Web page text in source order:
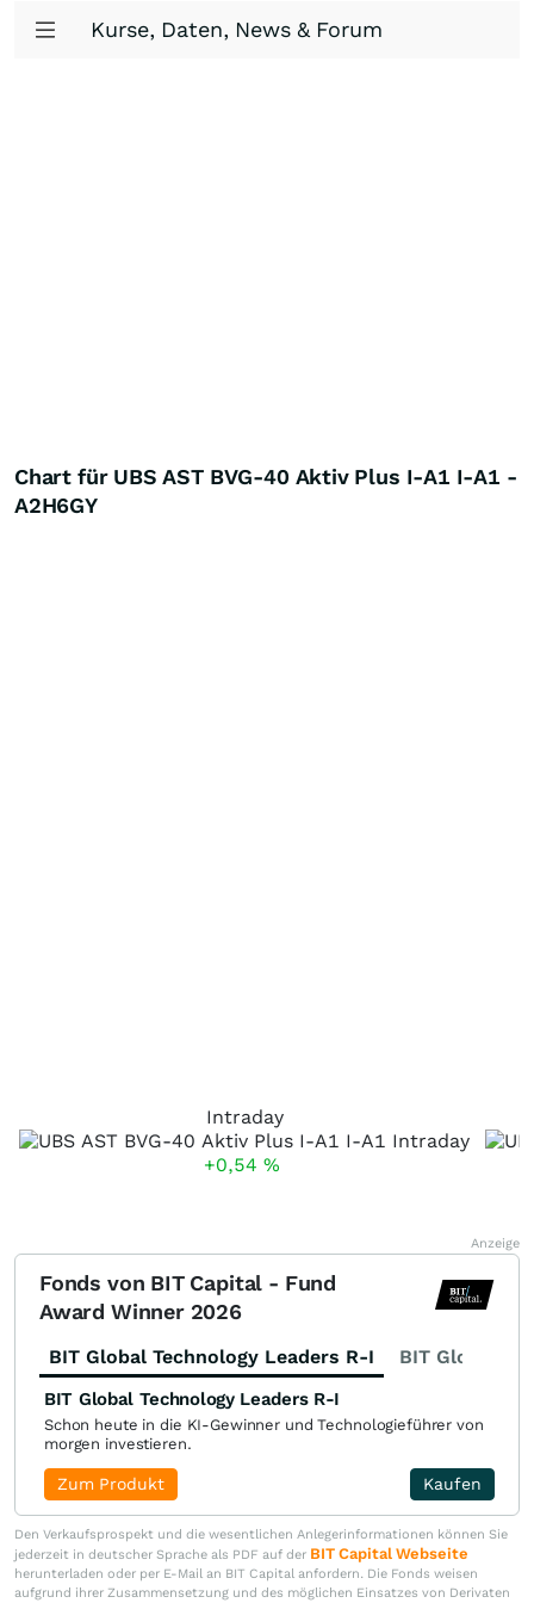
Kurse, Daten, News & Forum
Chart für UBS AST BVG-40 Aktiv Plus I-A1 I-A1 -
A2H6GY
Intraday
+0,54 %
Anzeige
Fonds von BIT Capital - Fund
Award Winner 2026
BIT Global Technology Leaders R-I BIT Global
BIT Global Technology Leaders R-I
Schon heute in die KI-Gewinner und Technologieführer von
morgen investieren.
Kaufen
Zum Produkt
Den Verkaufsprospekt und die wesentlichen Anlegerinformationen können Sie
jederzeit in deutscher Sprache als PDF auf der BIT Capital Webseite
herunterladen oder per E-Mail an BIT Capital anfordern. Die Fonds weisen
aufgrund ihrer Zusammensetzung und des möglichen Einsatzes von Derivaten